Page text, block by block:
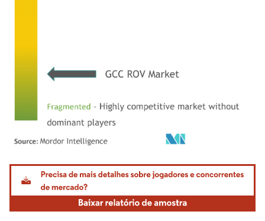
Imagem © Mordor Intelligence. O reuso requer atribuição conforme CC BY 4.0.